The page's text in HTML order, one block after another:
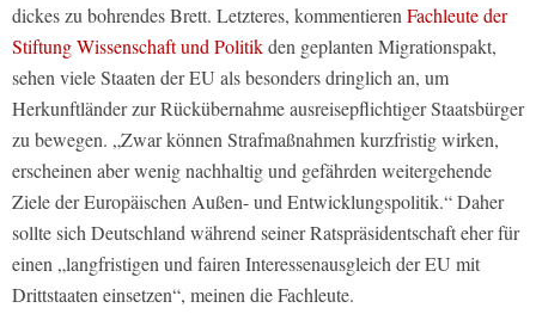
dickes zu bohrendes Brett. Letzteres, kommentieren Fachleute der
Stiftung Wissenschaft und Politikden geplanten Migrationspakt,
sehen viele Staaten der EU als besonders dringlich an, um
Herkunftländer zur Rückübernahme ausreisepflichtiger Staatsbürger
zu bewegen. „Zwar können Strafmaßnahmen kurzfristig wirken,
erscheinen aber wenig nachhaltig und gefährden weitergehende
Ziele der Europäischen Außen- und Entwicklungspolitik.“ Daher
sollte sich Deutschland während seiner Ratspräsidentschaft eher für
einen „langfristigen und fairen Interessenausgleich der EU mit
Drittstaaten einsetzen“, meinen die Fachleute.